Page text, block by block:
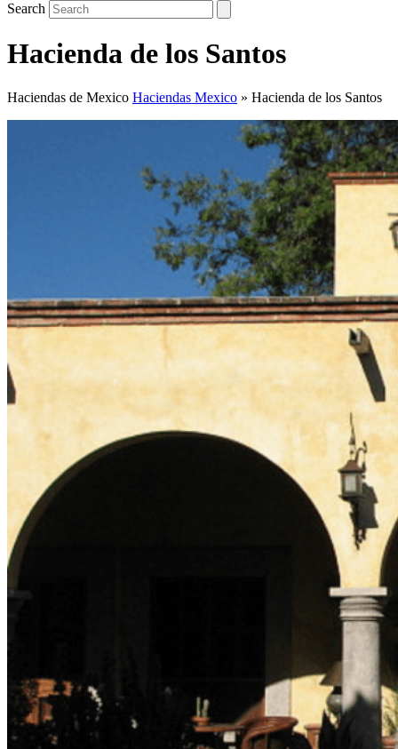
Search
Hacienda de los Santos
Haciendas de Mexico Haciendas Mexico » Hacienda de los Santos